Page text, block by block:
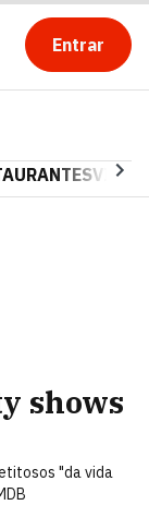
Entrar
shows
"da vida